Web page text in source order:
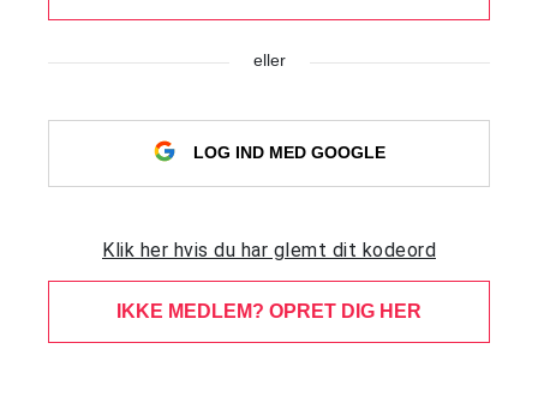
eller
LOG IND MED GOOGLE
Klik her hvis du har glemt dit kodeord
IKKE MEDLEM? OPRET DIG HER